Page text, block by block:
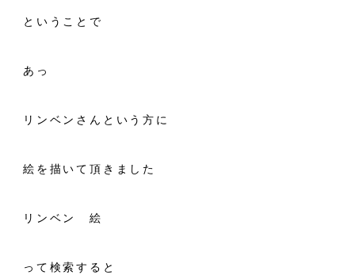
ということで
あっ
リンベンさんという方に
絵を描いて頂きました
リンベン 絵
って検索すると